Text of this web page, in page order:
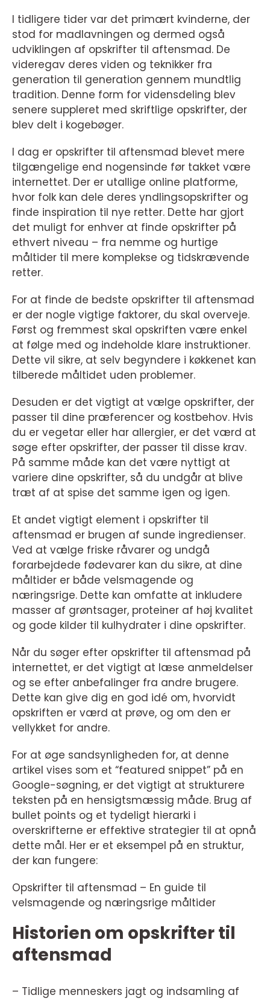
I tidligere tider var det primært kvinderne, der
stod for madlavningen og dermed også
udviklingen af opskrifter til aftensmad. De
videregav deres viden og teknikker fra
generation til generation gennem mundtlig
tradition. Denne form for vidensdeling blev
senere suppleret med skriftlige opskrifter, der
blev delt i kogebøger.
I dag er opskrifter til aftensmad blevet mere
tilgængelige end nogensinde før takket være
internettet. Der er utallige online platforme,
hvor folk kan dele deres yndlingsopskrifter og
finde inspiration til nye retter. Dette har gjort
det muligt for enhver at finde opskrifter på
ethvert niveau – fra nemme og hurtige
måltider til mere komplekse og tidskrævende
retter.
For at finde de bedste opskrifter til aftensmad
er der nogle vigtige faktorer, du skal overveje.
Først og fremmest skal opskriften være enkel
at følge med og indeholde klare instruktioner.
Dette vil sikre, at selv begyndere i køkkenet kan
tilberede måltidet uden problemer.
Desuden er det vigtigt at vælge opskrifter, der
passer til dine præferencer og kostbehov. Hvis
du er vegetar eller har allergier, er det værd at
søge efter opskrifter, der passer til disse krav.
På samme måde kan det være nyttigt at
variere dine opskrifter, så du undgår at blive
træt af at spise det samme igen og igen.
Et andet vigtigt element i opskrifter til
aftensmad er brugen af sunde ingredienser.
Ved at vælge friske råvarer og undgå
forarbejdede fødevarer kan du sikre, at dine
måltider er både velsmagende og
næringsrige. Dette kan omfatte at inkludere
masser af grøntsager, proteiner af høj kvalitet
og gode kilder til kulhydrater i dine opskrifter.
Når du søger efter opskrifter til aftensmad på
internettet, er det vigtigt at læse anmeldelser
og se efter anbefalinger fra andre brugere.
Dette kan give dig en god idé om, hvorvidt
opskriften er værd at prøve, og om den er
vellykket for andre.
For at øge sandsynligheden for, at denne
artikel vises som et “featured snippet” på en
Google-søgning, er det vigtigt at strukturere
teksten på en hensigtsmæssig måde. Brug af
bullet points og et tydeligt hierarki i
overskrifterne er effektive strategier til at opnå
dette mål. Her er et eksempel på en struktur,
der kan fungere:
Opskrifter til aftensmad – En guide til
velsmagende og næringsrige måltider
Historien om opskrifter til
aftensmad
– Tidlige menneskers jagt og indsamling af